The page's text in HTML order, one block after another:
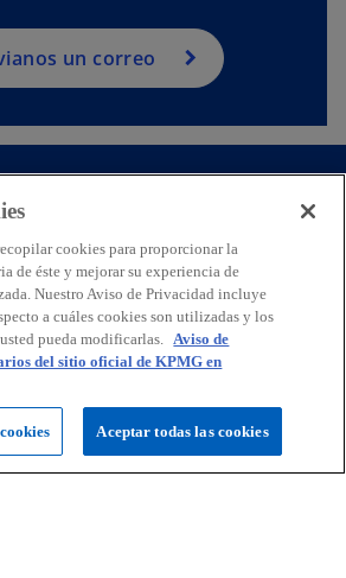
un correo
e
a
s
e
a
s
e
a
PrivacidadAccesibilidadAyudaGlosario
cookies para proporcionar la
de éste y mejorar su experiencia de
Nuestro Aviso de Privacidad incluye
a cuáles cookies son utilizadas y los
pueda modificarlas. Aviso de
del sitio oficial de KPMG en
Aceptar todas las cookies